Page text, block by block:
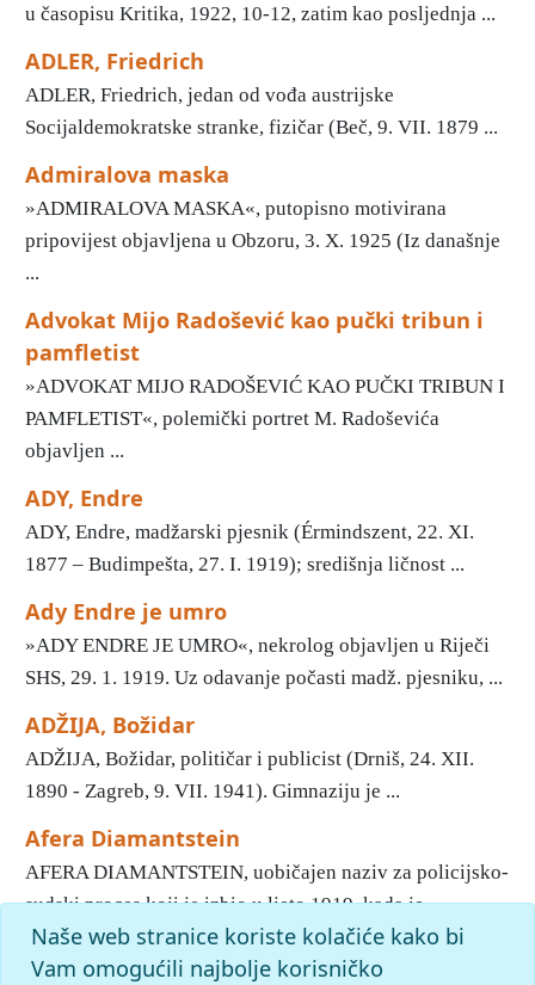
u časopisu Kritika, 1922, 10-12, zatim kao posljednja ...
ADLER, Friedrich
ADLER, Friedrich, jedan od vođa austrijske
Socijaldemokratske stranke, fizičar (Beč, 9. VII. 1879 ...
Admiralova maska
»ADMIRALOVA MASKA«, putopisno motivirana
pripovijest objavljena u Obzoru, 3. X. 1925 (Iz današnje
...
Advokat Mijo Radošević kao pučki tribun i
pamfletist
»ADVOKAT MIJO RADOŠEVIĆ KAO PUČKI TRIBUN I
PAMFLETIST«, polemički portret M. Radoševića
objavljen ...
ADY, Endre
ADY, Endre, madžarski pjesnik (Érmindszent, 22. XI.
1877 – Budimpešta, 27. I. 1919); središnja ličnost ...
Ady Endre je umro
»ADY ENDRE JE UMRO«, nekrolog objavljen u Riječi
SHS, 29. 1. 1919. Uz odavanje počasti madž. pjesniku, ...
ADŽIJA, Božidar
ADŽIJA, Božidar, političar i publicist (Drniš, 24. XII.
1890 - Zagreb, 9. VII. 1941). Gimnaziju je ...
Afera Diamantstein
AFERA DIAMANTSTEIN, uobičajen naziv za policijsko-
sudski proces koji je izbio u ljeto 1919. kada je ...
1 2 3 4 5
Naše web stranice koriste kolačiće kako bi
Vam omogućili najbolje korisničko